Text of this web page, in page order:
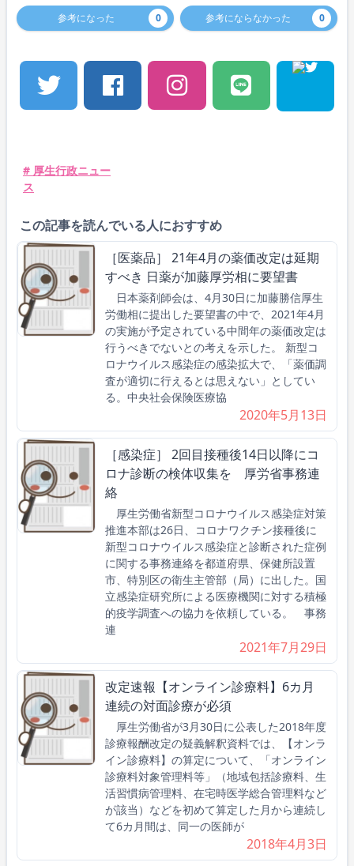
参考になった 0 参考にならなかった 0
# 厚生行政ニュー
ス
この記事を読んでいる人におすすめ
［医薬品］ 21年4月の薬価改定は延期
すべき 日薬が加藤厚労相に要望書
日本薬剤師会は、4月30日に加藤勝信厚生
労働相に提出した要望書の中で、2021年4月
の実施が予定されている中間年の薬価改定は
行うべきでないとの考えを示した。 新型コ
ロナウイルス感染症の感染拡大で、「薬価調
査が適切に行えるとは思えない」としてい
る。中央社会保険医療協
2020年5月13日
［感染症］ 2回目接種後14日以降にコ
ロナ診断の検体収集を 厚労省事務連
絡
厚生労働省新型コロナウイルス感染症対策
推進本部は26日、コロナワクチン接種後に
新型コロナウイルス感染症と診断された症例
に関する事務連絡を都道府県、保健所設置
市、特別区の衛生主管部（局）に出した。国
立感染症研究所による医療機関に対する積極
的疫学調査への協力を依頼している。 事務
連
2021年7月29日
改定速報【オンライン診療料】6カ月
連続の対面診療が必須
厚生労働省が3月30日に公表した2018年度
診療報酬改定の疑義解釈資料では、【オンラ
イン診療料】の算定について、「オンライン
診療料対象管理料等」（地域包括診療料、生
活習慣病管理料、在宅時医学総合管理料など
が該当）などを初めて算定した月から連続し
て6カ月間は、同一の医師が
2018年4月3日